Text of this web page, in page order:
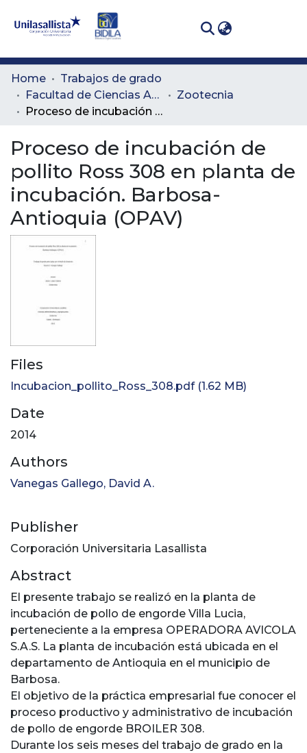
Communities
& Collections
Statistics
Home
Trabajos de grado
Facultad de Ciencias Administrativas y Agropecuarias
Zootecnia
Proceso de incubación de pollito Ross 308 en planta de incubación. Barbosa-Antioquia (OPAV)
Proceso de incubación de
pollito Ross 308 en planta de
incubación. Barbosa-
Antioquia (OPAV)
Files
Incubacion_pollito_Ross_308.pdf(1.62 MB)
Date
2014
Authors
Vanegas Gallego, David A.
Publisher
Corporación Universitaria Lasallista
Abstract
El presente trabajo se realizó en la planta de
incubación de pollo de engorde Villa Lucia,
perteneciente a la empresa OPERADORA AVICOLA
S.A.S. La planta de incubación está ubicada en el
departamento de Antioquia en el municipio de
Barbosa.
El objetivo de la práctica empresarial fue conocer el
proceso productivo y administrativo de incubación
de pollo de engorde BROILER 308.
Durante los seis meses del trabajo de grado en la